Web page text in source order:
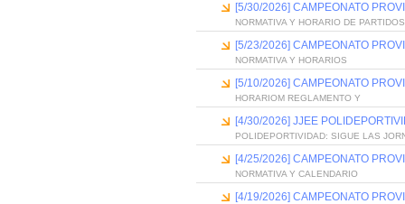
[5/30/2026] CAMPEONATO
NORMATIVA Y HORARIO DE PARTIDOS
[5/23/2026] CAMPEONATO
NORMATIVA Y HORARIOS
[5/10/2026] CAMPEONATO
HORARIOM REGLAMENTO Y
[4/30/2026] JJEE
POLIDEPORTIVIDAD: SIGUE LAS
[4/25/2026] CAMPEONATO
NORMATIVA Y CALENDARIO
[4/19/2026] CAMPEONATO